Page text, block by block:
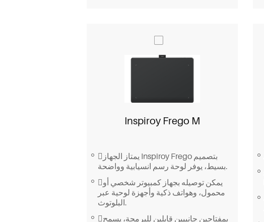
Inspiroy Frego M
يمتاز الجهاز Inspiroy Frego بتصميم
بسيط، يوفر لوحة رسم انسيابية وواضحة.
يمكن توصيله بجهاز كمبيوتر شخصي أو
محمول، وهواتف ذكية وأجهزة لوحية عبر
البلوتوث.
بمفتاحين جانبيين قابلين للبرمجة، يسمح